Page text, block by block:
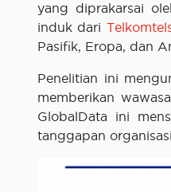
yang diprakarsai
induk dari
Pasifik, Eropa, dan
Penelitian ini
memberikan
GlobalData ini
tanggapan